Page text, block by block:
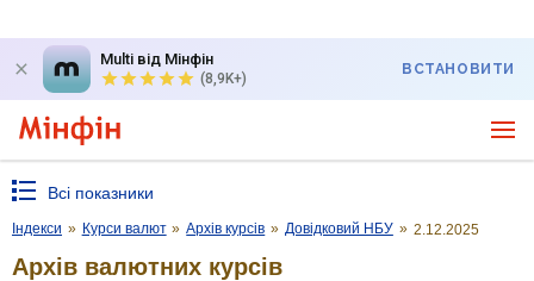
Multi від Мінфін
(8,9K+)
ВСТАНОВИТИ
Всі показники
Індекси » Курси валют » Архів курсів » Довідковий НБУ » 2.12.2025
Архів валютних курсів